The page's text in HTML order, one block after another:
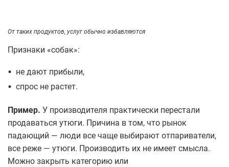
От таких продуктов, услуг обычно избавляются
Признаки «собак»:
• не дают прибыли,
• спрос не растет.
Пример. У производителя практически перестали
продаваться утюги. Причина в том, что рынок
падающий — люди все чаще выбирают отпариватели,
все реже — утюги. Производить их не имеет смысла.
Можно закрыть категорию или